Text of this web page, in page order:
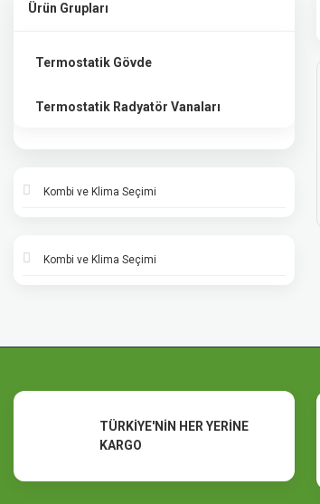
Ürün Grupları
Termostatik Gövde
Termostatik Radyatör Vanaları
Kombi ve Klima Seçimi
Kombi ve Klima Seçimi
TÜRKİYE'NİN HER YERİNE
KARGO